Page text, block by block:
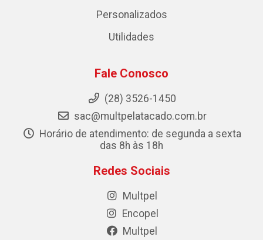
Personalizados
Utilidades
Fale Conosco
(28) 3526-1450
sac@multpelatacado.com.br
Horário de atendimento: de segunda a sexta
das 8h às 18h
Redes Sociais
Multpel
Encopel
Multpel